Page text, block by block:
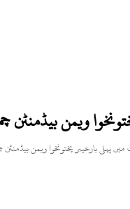
ویمن